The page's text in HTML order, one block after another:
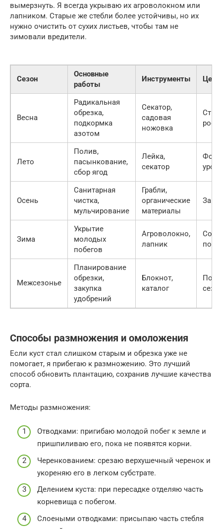
вымерзнуть. Я всегда укрываю их агроволокном или
лапником. Старые же стебли более устойчивы, но их
нужно очистить от сухих листьев, чтобы там не
зимовали вредители.
Сезон
Основные
работы
Инструменты Цель
Весна
Радикальная
обрезка,
подкормка
азотом
Секатор,
садовая
ножовка
роста
Лето
Полив,
пасынкование,
сбор ягод
Лейка,
секатор
Осень
Санитарная
чистка,
мульчирование
Грабли,
органические
материалы
Зима
Укрытие
молодых
побегов
Агроволокно,
лапник
Межсезонье
Планирование
обрезки,
закупка
удобрений
Блокнот,
каталог
Способы размножения и омоложения
Если куст стал слишком старым и обрезка уже не
помогает, я прибегаю к размножению. Это лучший
способ обновить плантацию, сохранив лучшие качества
сорта.
Методы размножения:
Отводками: пригибаю молодой побег к земле и
пришпиливаю его, пока не появятся корни.
Черенкованием: срезаю верхушечный черенок и
укореняю его в легком субстрате.
Делением куста: при пересадке отделяю часть
корневища с побегом.
Слоеными отводками: присыпаю часть стебля